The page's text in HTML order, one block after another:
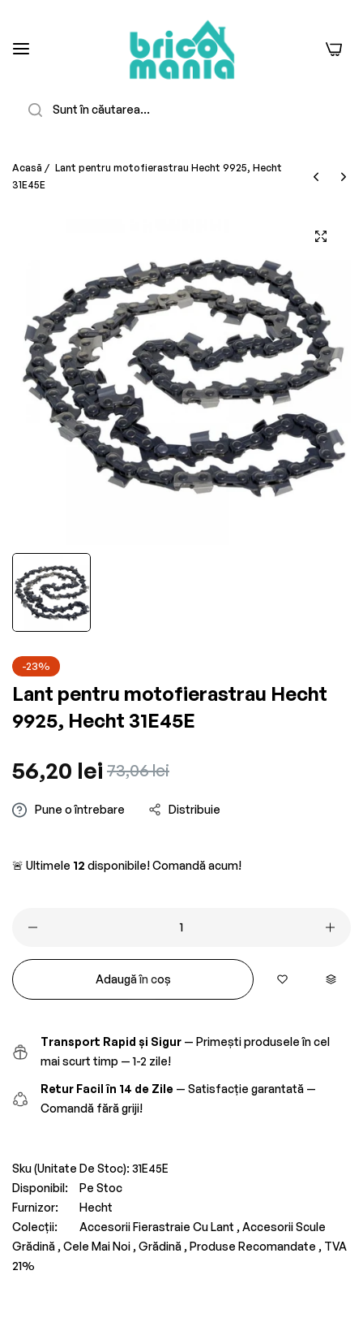
0
Acasă / Lant pentru motofierastrau Hecht 9925, Hecht
31E45E
-23%
Lant pentru motofierastrau Hecht
9925, Hecht 31E45E
Preț
obișnuit
56,20 lei Preț
redus
73,06 lei
Pune o întrebare Distribuie
🚨 Ultimele 12 disponibile! Comandă acum!
Adaugă în coș
Transport Rapid și Sigur — Primești produsele în cel
mai scurt timp — 1-2 zile!
Retur Facil în 14 de Zile — Satisfacție garantată —
Comandă fără griji!
Sku (Unitate De Stoc): 31E45E
Disponibil:
Pe Stoc
Furnizor:
Hecht
Colecții:
Accesorii Fierastraie Cu Lant , Accesorii Scule
Grădină , Cele Mai Noi , Grădină , Produse Recomandate , TVA
21%